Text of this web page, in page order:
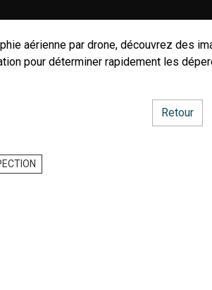
aérienne par drone, découvrez des
pour déterminer rapidement les
Retour